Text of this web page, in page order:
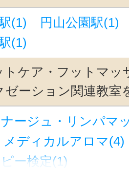
(1)
円山公園駅(1)
(1)
トケア・フットマッ
ゼーション関連教室
ージュ・リンパマ
メディカルアロマ(4)
ー検定(1)